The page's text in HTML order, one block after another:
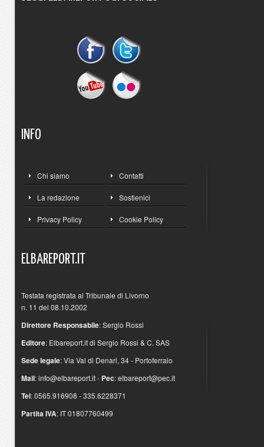
INFO
Chi siamo Contatti
La redazione Sostienici
Privacy Policy Cookie Policy
ELBAREPORT.IT
Testata registrata al Tribunale di Livorno
n. 11 del 08.10.2002
Direttore Responsabile: Sergio Rossi
Editore: Elbareport.it di Sergio Rossi & C. SAS
Sede legale: Via Val di Denari, 34 - Portoferraio
Mail:info@elbareport.it- Pec:elbareport@pec.it
Tel: 0565.916908 - 335.6228371
Partita IVA: IT 01807760499